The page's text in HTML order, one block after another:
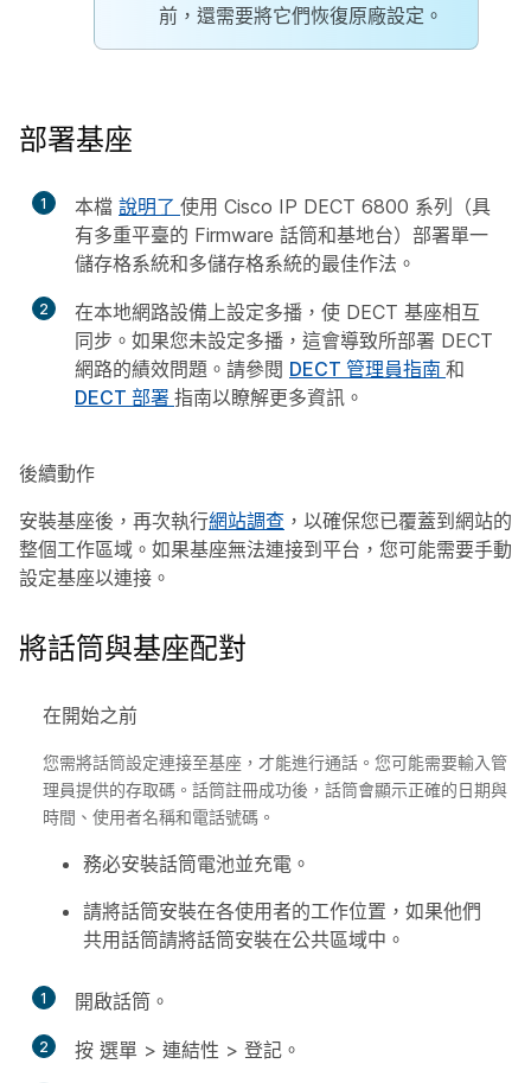
前，還需要將它們恢復原廠設定。
部署基座
1 本檔 說明了 使用 Cisco IP DECT 6800 系列（具
有多重平臺的 Firmware 話筒和基地台）部署單一
儲存格系統和多儲存格系統的最佳作法。
2
在本地網路設備上設定多播，使 DECT 基座相互
同步。如果您未設定多播，這會導致所部署 DECT
網路的績效問題。請參閱 DECT 管理員指南 和
DECT 部署 指南以瞭解更多資訊。
後續動作
安裝基座後，再次執行網站調查 ，以確保您已覆蓋到網站的
整個工作區域。如果基座無法連接到平台，您可能需要手動
設定基座以連接。
將話筒與基座配對
在開始之前
您需將話筒設定連接至基座，才能進行通話。您可能需要輸入管
理員提供的存取碼。話筒註冊成功後，話筒會顯示正確的日期與
時間、使用者名稱和電話號碼。
務必安裝話筒電池並充電。
請將話筒安裝在各使用者的工作位置，如果他們
共用話筒請將話筒安裝在公共區域中。
1 開啟話筒。
2 按 選單 > 連結性 > 登記 。